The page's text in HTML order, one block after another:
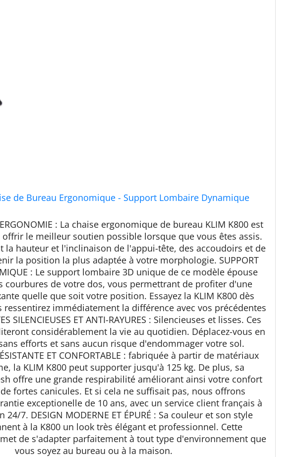
de Bureau Ergonomique - Support Lombaire Dynamique
: La chaise ergonomique de bureau KLIM K800 est
le meilleur soutien possible lorsque que vous êtes assis.
la hauteur et l'inclinaison de l'appui-tête, des accoudoirs et de
la position la plus adaptée à votre morphologie. SUPPORT
: Le support lombaire 3D unique de ce modèle épouse
courbures de votre dos, vous permettrant de profiter d'une
quelle que soit votre position. Essayez la KLIM K800 dès
ressentirez immédiatement la différence avec vos précédentes
SILENCIEUSES ET ANTI-RAYURES : Silencieuses et lisses. Ces
considérablement la vie au quotidien. Déplacez-vous en
efforts et sans aucun risque d'endommager votre sol.
ET CONFORTABLE : fabriquée à partir de matériaux
la KLIM K800 peut supporter jusqu'à 125 kg. De plus, sa
offre une grande respirabilité améliorant ainsi votre confort
fortes canicules. Et si cela ne suffisait pas, nous offrons
exceptionelle de 10 ans, avec un service client français à
7. DESIGN MODERNE ET ÉPURÉ : Sa couleur et son style
à la K800 un look très élégant et professionnel. Cette
de s'adapter parfaitement à tout type d'environnement que
vous soyez au bureau ou à la maison.